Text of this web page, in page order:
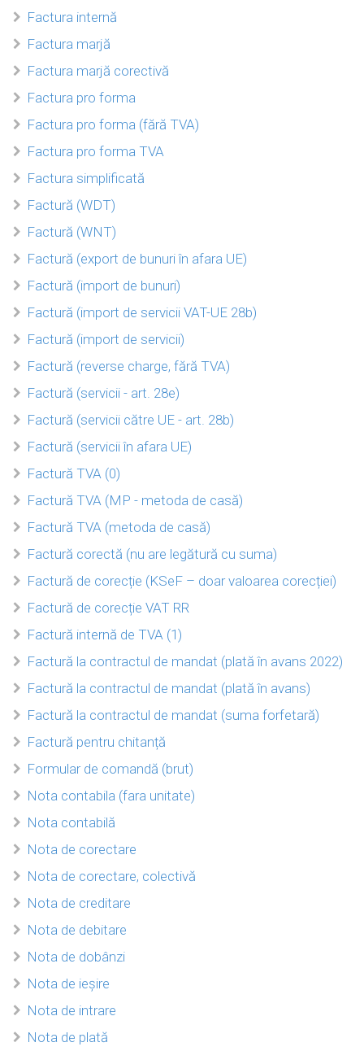
Factura internă
Factura marjă
Factura marjă corectivă
Factura pro forma
Factura pro forma (fără TVA)
Factura pro forma TVA
Factura simplificată
Factură (WDT)
Factură (WNT)
Factură (export de bunuri în afara UE)
Factură (import de bunuri)
Factură (import de servicii VAT-UE 28b)
Factură (import de servicii)
Factură (reverse charge, fără TVA)
Factură (servicii - art. 28e)
Factură (servicii către UE - art. 28b)
Factură (servicii în afara UE)
Factură TVA (0)
Factură TVA (MP - metoda de casă)
Factură TVA (metoda de casă)
Factură corectă (nu are legătură cu suma)
Factură de corecție (KSeF – doar valoarea corecției)
Factură de corecție VAT RR
Factură internă de TVA (1)
Factură la contractul de mandat (plată în avans 2022)
Factură la contractul de mandat (plată în avans)
Factură la contractul de mandat (suma forfetară)
Factură pentru chitanță
Formular de comandă (brut)
Nota contabila (fara unitate)
Nota contabilă
Nota de corectare
Nota de corectare, colectivă
Nota de creditare
Nota de debitare
Nota de dobânzi
Nota de ieșire
Nota de intrare
Nota de plată